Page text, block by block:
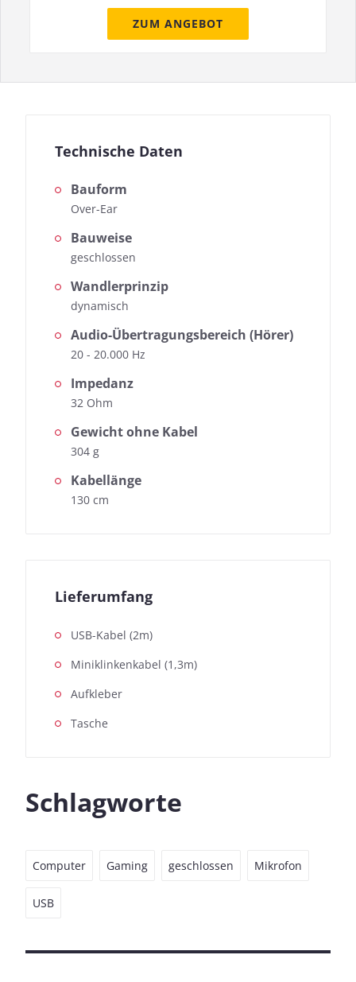
ZUM ANGEBOT
Technische Daten
Bauform
Over-Ear
Bauweise
geschlossen
Wandlerprinzip
dynamisch
Audio-Übertragungsbereich (Hörer)
20 - 20.000 Hz
Impedanz
32 Ohm
Gewicht ohne Kabel
304 g
Kabellänge
130 cm
Lieferumfang
USB-Kabel (2m)
Miniklinkenkabel (1,3m)
Aufkleber
Tasche
Schlagworte
Computer Gaming geschlossen Mikrofon
USB